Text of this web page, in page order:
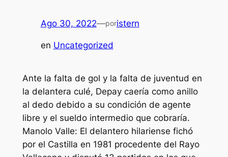
Ago 30, 2022—poristern
en Uncategorized
Ante la falta de gol y la falta de juventud en
la delantera culé, Depay caería como anillo
al dedo debido a su condición de agente
libre y el sueldo intermedio que cobraría.
Manolo Valle: El delantero hilariense fichó
por el Castilla en 1981 procedente del Rayo